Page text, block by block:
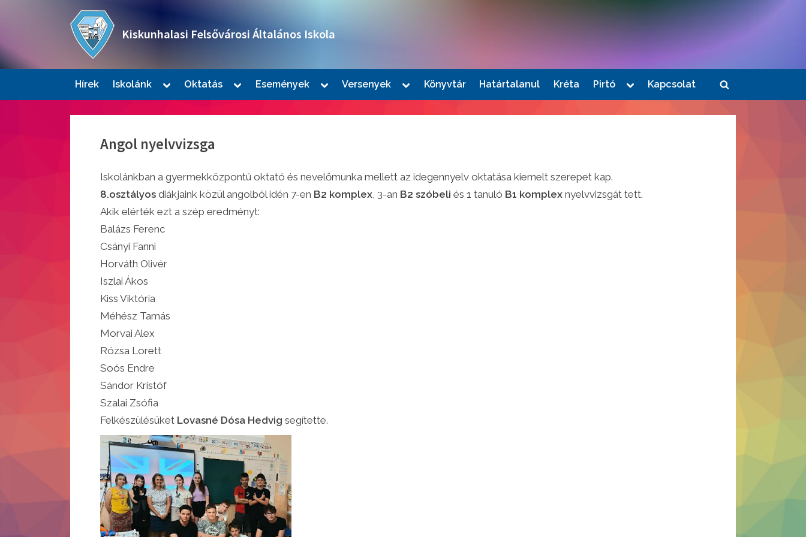
Kiskunhalasi Felsővárosi Általános Iskola
Hírek Iskolánk
Toggle
menu
Toggle
menu
Oktatás
Toggle
menu
Események
Toggle
menu
Versenyek
Toggle
menu
Könyvtár Határtalanul Kréta Pirtó
Toggle
menu
Kapcsolat
Toggle
Angol nyelvvizsga
Iskolánkban a gyermekközpontú oktató és nevelőmunka mellett az idegennyelv oktatása kiemelt szerepet kap.
8.osztályos diákjaink közül angolból idén 7-en B2 komplex, 3-an B2 szóbeli és 1 tanuló B1 komplex nyelvvizsgát tett.
Akik elérték ezt a szép eredményt:
Balázs Ferenc
Csányi Fanni
Horváth Olivér
Iszlai Ákos
Kiss Viktória
Méhész Tamás
Morvai Alex
Rózsa Lorett
Soós Endre
Sándor Kristóf
Szalai Zsófia
Felkészülésüket Lovasné Dósa Hedvig segítette.